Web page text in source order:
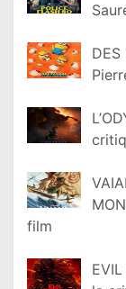
DES
film